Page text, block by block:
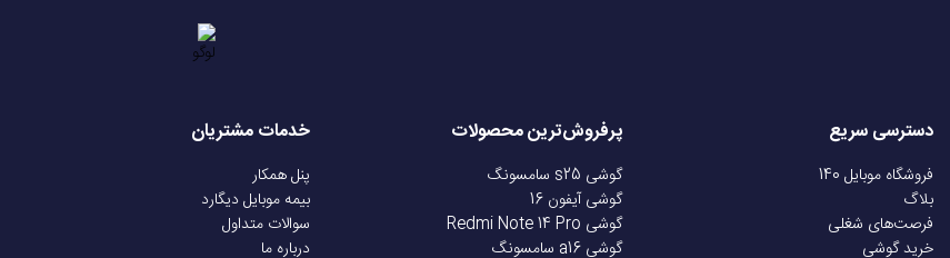
دسترسی سریع
فروشگاه موبایل 140
بلاگ
فرصت‌های شغلی
خرید گوشی
پرفروش‌ترین محصولات
گوشی s25 سامسونگ
گوشی آیفون 16
گوشی Redmi Note 14 Pro
گوشی a16 سامسونگ
خدمات مشتریان
پنل همکار
بیمه موبایل دیگارد
سوالات متداول
درباره ما